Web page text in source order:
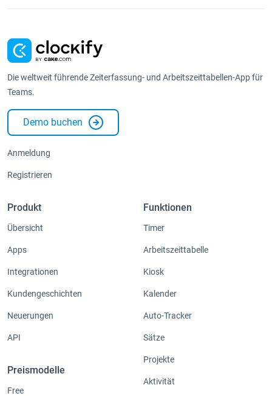
Die weltweit führende Zeiterfassung- und Arbeitszeittabellen-App für
Teams.
Demo buchen
Anmeldung
Registrieren
Produkt
Übersicht
Apps
Integrationen
Kundengeschichten
Neuerungen
API
Preismodelle
Free
Funktionen
Timer
Arbeitszeittabelle
Kiosk
Kalender
Auto-Tracker
Sätze
Projekte
Aktivität